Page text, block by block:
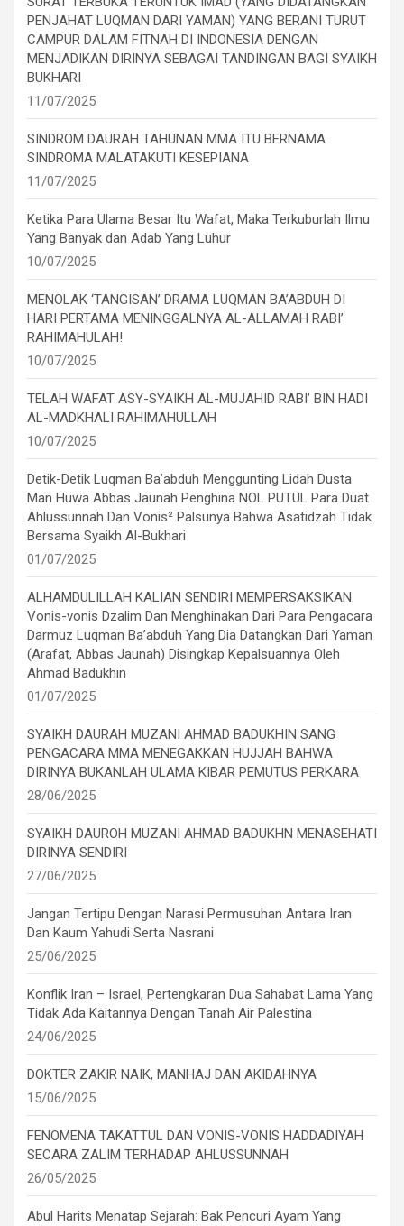
PENJAHAT LUQMAN DARI YAMAN) YANG BERANI TURUT
CAMPUR DALAM FITNAH DI INDONESIA DENGAN
MENJADIKAN DIRINYA SEBAGAI TANDINGAN BAGI SYAIKH
BUKHARI
11/07/2025
SINDROM DAURAH TAHUNAN MMA ITU BERNAMA
SINDROMA MALATAKUTI KESEPIANA
11/07/2025
Ketika Para Ulama Besar Itu Wafat, Maka Terkuburlah Ilmu
Yang Banyak dan Adab Yang Luhur
10/07/2025
MENOLAK ‘TANGISAN’ DRAMA LUQMAN BA’ABDUH DI
HARI PERTAMA MENINGGALNYA AL-ALLAMAH RABI’
RAHIMAHULAH!
10/07/2025
TELAH WAFAT ASY-SYAIKH AL-MUJAHID RABI’ BIN HADI
AL-MADKHALI RAHIMAHULLAH
10/07/2025
Detik-Detik Luqman Ba’abduh Menggunting Lidah Dusta
Man Huwa Abbas Jaunah Penghina NOL PUTUL Para Duat
Ahlussunnah Dan Vonis² Palsunya Bahwa Asatidzah Tidak
Bersama Syaikh Al-Bukhari
01/07/2025
ALHAMDULILLAH KALIAN SENDIRI MEMPERSAKSIKAN:
Vonis-vonis Dzalim Dan Menghinakan Dari Para Pengacara
Darmuz Luqman Ba’abduh Yang Dia Datangkan Dari Yaman
(Arafat, Abbas Jaunah) Disingkap Kepalsuannya Oleh
Ahmad Badukhin
01/07/2025
SYAIKH DAURAH MUZANI AHMAD BADUKHIN SANG
PENGACARA MMA MENEGAKKAN HUJJAH BAHWA
DIRINYA BUKANLAH ULAMA KIBAR PEMUTUS PERKARA
28/06/2025
SYAIKH DAUROH MUZANI AHMAD BADUKHN MENASEHATI
DIRINYA SENDIRI
27/06/2025
Jangan Tertipu Dengan Narasi Permusuhan Antara Iran
Dan Kaum Yahudi Serta Nasrani
25/06/2025
Konflik Iran – Israel, Pertengkaran Dua Sahabat Lama Yang
Tidak Ada Kaitannya Dengan Tanah Air Palestina
24/06/2025
DOKTER ZAKIR NAIK, MANHAJ DAN AKIDAHNYA
15/06/2025
FENOMENA TAKATTUL DAN VONIS-VONIS HADDADIYAH
SECARA ZALIM TERHADAP AHLUSSUNNAH
26/05/2025
Abul Harits Menatap Sejarah: Bak Pencuri Ayam Yang